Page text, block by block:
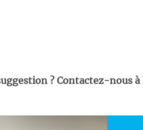
? Contactez-nous à